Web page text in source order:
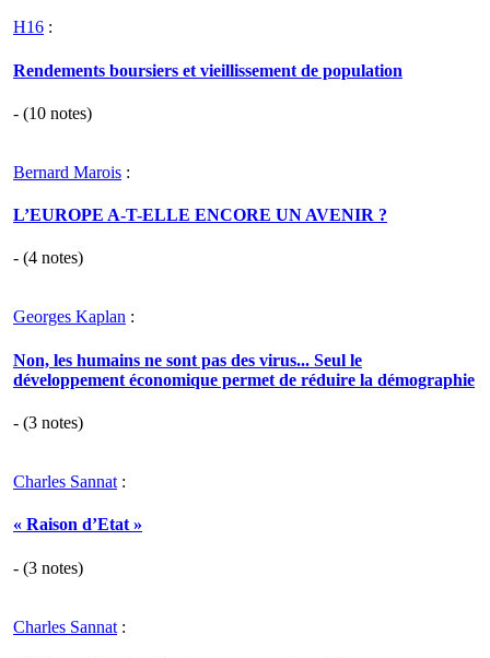
H16 :
Rendements boursiers et vieillissement de population
- (10 notes)
Bernard Marois :
L’EUROPE A-T-ELLE ENCORE UN AVENIR ?
- (4 notes)
Georges Kaplan :
Non, les humains ne sont pas des virus... Seul le
développement économique permet de réduire la démographie
- (3 notes)
Charles Sannat :
« Raison d’Etat »
- (3 notes)
Charles Sannat :